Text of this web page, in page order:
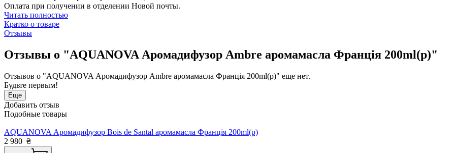
Оплата при получении в отделении Новой почты.
Читать полностью
Кратко о товаре
Отзывы
Отзывы о "AQUANOVA Аромадифузор Ambre аромамасла Франція 200ml(р)"
Отзывов о "AQUANOVA Аромадифузор Ambre аромамасла Франція 200ml(р)" еще нет.
Будьте первым!
Еще
Добавить отзыв
Подобные товары
AQUANOVA Аромадифузор Bois de Santal аромамасла Франція 200ml(р)
2 980 ₴